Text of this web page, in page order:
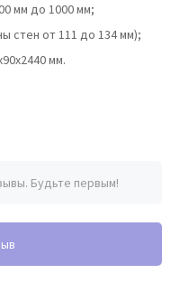
мм до 1000 мм;
стен от 111 до 134 мм);
мм.
Будьте первым!